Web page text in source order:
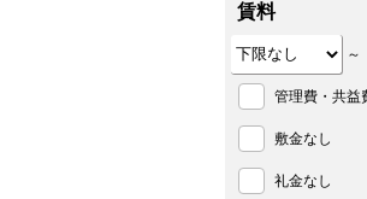
賃料
～
管理費・共益
敷金なし
礼金なし